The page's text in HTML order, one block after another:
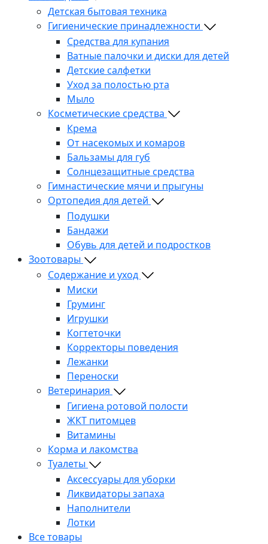
Детская бытовая техника
Гигиенические принадлежности
Средства для купания
Ватные палочки и диски для детей
Детские салфетки
Уход за полостью рта
Мыло
Косметические средства
Крема
От насекомых и комаров
Бальзамы для губ
Солнцезащитные средства
Гимнастические мячи и прыгуны
Ортопедия для детей
Подушки
Бандажи
Обувь для детей и подростков
Зоотовары
Содержание и уход
Миски
Груминг
Игрушки
Когтеточки
Корректоры поведения
Лежанки
Переноски
Ветеринария
Гигиена ротовой полости
ЖКТ питомцев
Витамины
Корма и лакомства
Туалеты
Аксессуары для уборки
Ликвидаторы запаха
Наполнители
Лотки
Все товары